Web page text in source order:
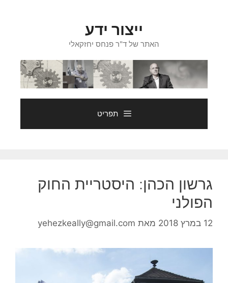
ייצור ידע
האתר של ד"ר פנחס יחזקאלי
תפריט
גרשון הכהן: היסטריית החוק
הפולני
12 במרץ 2018 מאת yehezkeally@gmail.com